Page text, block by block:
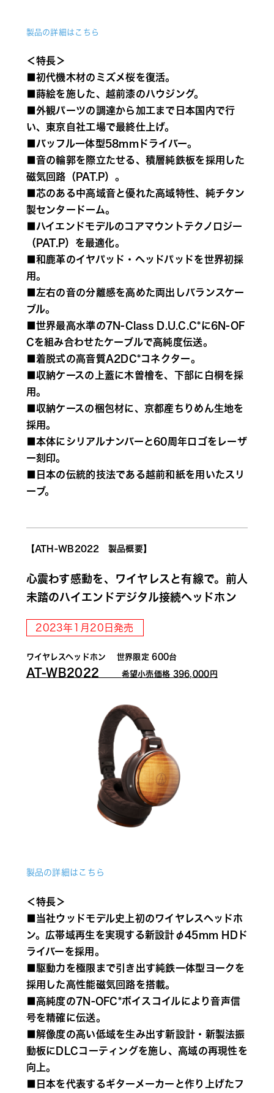
製品の詳細はこちら
＜特長＞
■初代機木材のミズメ桜を復活。
■蒔絵を施した、越前漆のハウジング。
■外観パーツの調達から加工まで日本国内で行
い、東京自社工場で最終仕上げ。
■バッフル一体型58mmドライバー。
■音の輪郭を際立たせる、積層純鉄板を採用した
磁気回路（PAT.P）。
■芯のある中高域音と優れた高域特性、純チタン
製センタードーム。
■ハイエンドモデルのコアマウントテクノロジー
（PAT.P）を最適化。
■和鹿革のイヤパッド・ヘッドパッドを世界初採
用。
■左右の音の分離感を高めた両出しバランスケー
ブル。
■世界最高水準の7N-Class D.U.C.C*に6N-OF
Cを組み合わせたケーブルで高純度伝送。
■着脱式の高音質A2DC*コネクター。
■収納ケースの上蓋に木曽檜を、下部に白桐を採
用。
■収納ケースの梱包材に、京都産ちりめん生地を
採用。
■本体にシリアルナンバーと60周年ロゴをレーザ
ー刻印。
■日本の伝統的技法である越前和紙を用いたスリ
ーブ。
【ATH-WB2022　製品概要】
心震わす感動を、ワイヤレスと有線で。前人
未踏のハイエンドデジタル接続ヘッドホン
2023年1月20日発売
ワイヤレスヘッドホン　 世界限定 600台
AT-WB2022 希望小売価格 396,000円
製品の詳細はこちら
＜特長＞
■当社ウッドモデル史上初のワイヤレスヘッドホ
ン。 広帯域再生を実現する新設計φ45mm HDド
ライバーを採用。
■駆動力を極限まで引き出す純鉄一体型ヨークを
採用した高性能磁気回路を搭載。
■高純度の7N-OFC*ボイスコイルにより音声信
号を精確に伝送。
■解像度の高い低域を生み出す新設計・新製法振
動板にDLCコーティングを施し、高域の再現性を
向上。
■日本を代表するギターメーカーと作り上げたフ